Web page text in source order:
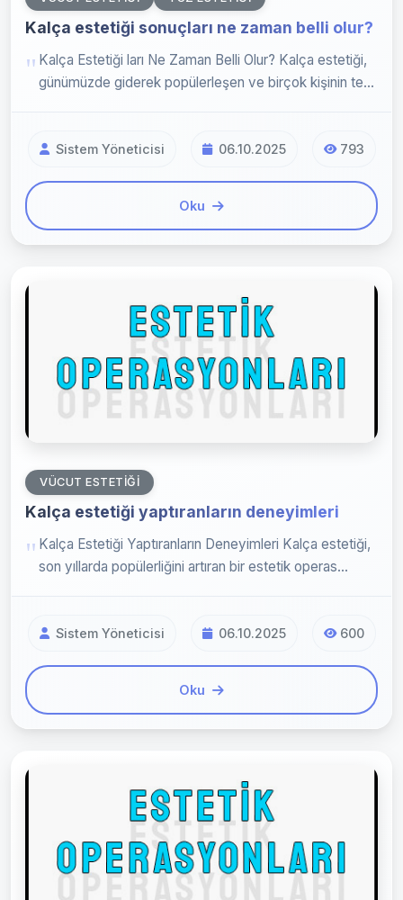
Kalça estetiği sonuçları ne zaman belli olur?
Kalça Estetiği ları Ne Zaman Belli Olur? Kalça estetiği,
günümüzde giderek popülerleşen ve birçok kişinin te...
Sistem Yöneticisi 06.10.2025 793
Oku
VÜCUT ESTETIĞI
Kalça estetiği yaptıranların deneyimleri
Kalça Estetiği Yaptıranların Deneyimleri Kalça estetiği,
son yıllarda popülerliğini artıran bir estetik operas...
Sistem Yöneticisi 06.10.2025 600
Oku